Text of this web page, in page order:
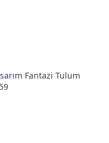
Fantazi Tulum